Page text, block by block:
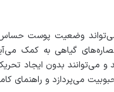
وضعیت پوست حساس
گیاهی به کمک
و می‌توانند بدون ایجاد
می‌پردازد و راهنمای